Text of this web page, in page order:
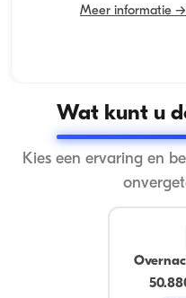
Meer informatie →
Wat kunt u
Kies een ervaring en